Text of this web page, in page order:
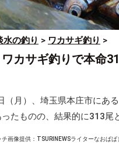
水の釣り > ワカサギ釣り >
カサギ釣りで本命
（月）、埼玉県本庄市にあ
たものの、結果的に313尾
チ画像提供：TSURINEWSライターなおぱぱ